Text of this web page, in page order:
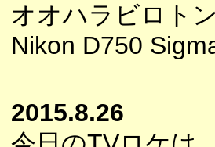
オオハラビロト
Nikon D750
2015.8.26